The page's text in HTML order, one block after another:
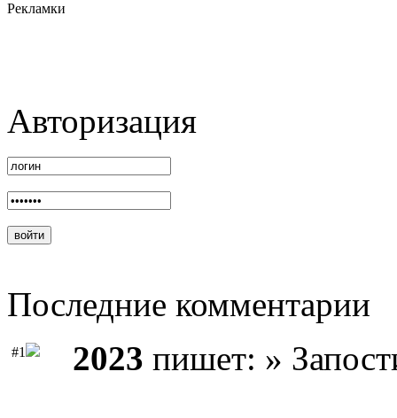
Рекламки
Авторизация
Последние комментарии
#1 2023 пишет: »